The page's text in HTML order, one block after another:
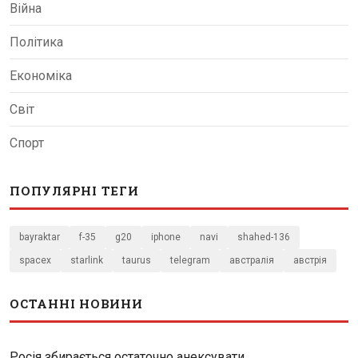
Війна
Політика
Економіка
Світ
Спорт
ПОПУЛЯРНІ ТЕГИ
bayraktar f-35 g20 iphone navi shahed-136
spacex starlink taurus telegram австралія австрія
ОСТАННІ НОВИНИ